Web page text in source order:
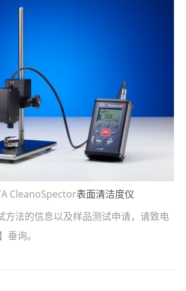
CleanoSpector表面清洁度仪
法的信息以及样品测试申请，请致电
垂询。